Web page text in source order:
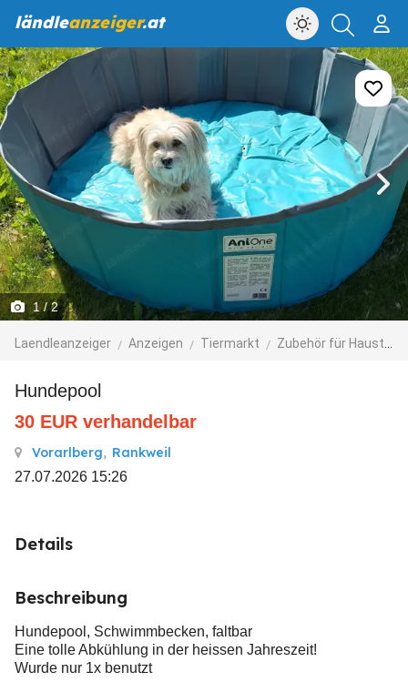
ländleanzeiger.at
1/ 2
Laendleanzeiger Anzeigen Tiermarkt Zubehör für Haustiere
Hundepool
30 EUR verhandelbar
Vorarlberg, Rankweil
27.07.2026 15:26
Details
Beschreibung
Hundepool, Schwimmbecken, faltbar
Eine tolle Abkühlung in der heissen Jahreszeit!
Wurde nur 1x benutzt